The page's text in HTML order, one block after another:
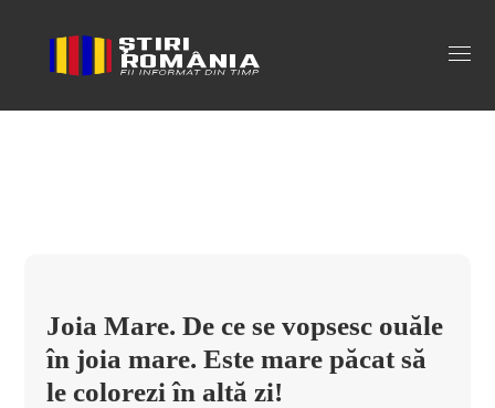
joia mare Tag
Joia Mare. De ce se vopsesc ouăle
în joia mare. Este mare păcat să
le colorezi în altă zi!